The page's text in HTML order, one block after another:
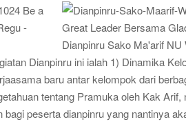
Dianpinru ini ialah 1) Dinamika
baru antar kelompok dari
tentang Pramuka oleh Kak Arif,
peserta dianpinru yang nantinya